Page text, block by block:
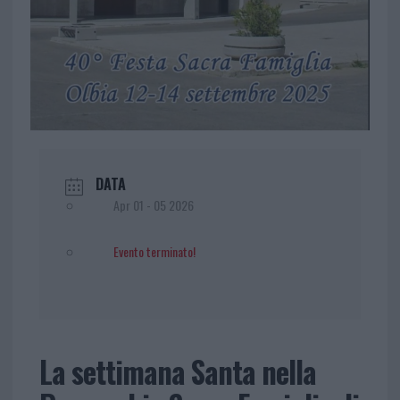
DATA
Apr 01 - 05 2026
Evento terminato!
La settimana Santa nella